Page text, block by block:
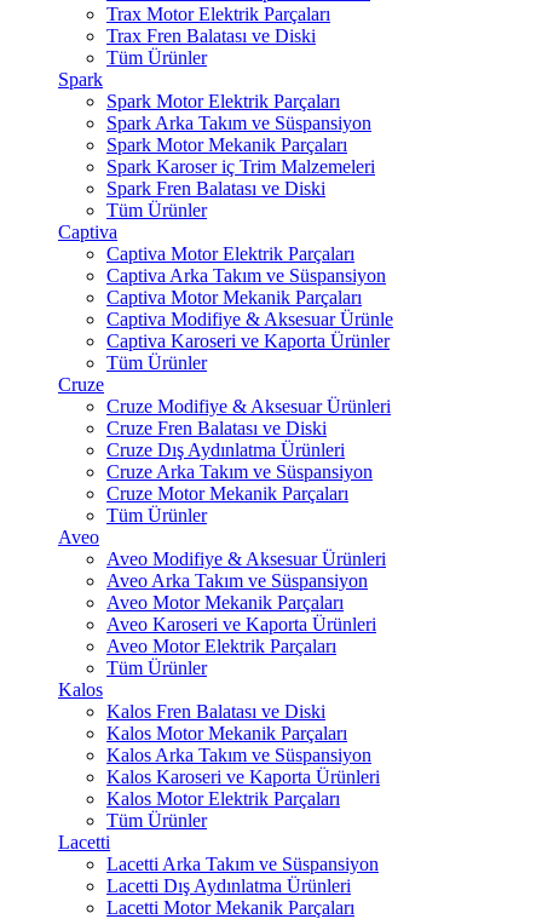
Trax Motor Elektrik Parçaları
Trax Fren Balatası ve Diski
Tüm Ürünler
Spark
Spark Motor Elektrik Parçaları
Spark Arka Takım ve Süspansiyon
Spark Motor Mekanik Parçaları
Spark Karoser iç Trim Malzemeleri
Spark Fren Balatası ve Diski
Tüm Ürünler
Captiva
Captiva Motor Elektrik Parçaları
Captiva Arka Takım ve Süspansiyon
Captiva Motor Mekanik Parçaları
Captiva Modifiye & Aksesuar Ürünle
Captiva Karoseri ve Kaporta Ürünler
Tüm Ürünler
Cruze
Cruze Modifiye & Aksesuar Ürünleri
Cruze Fren Balatası ve Diski
Cruze Dış Aydınlatma Ürünleri
Cruze Arka Takım ve Süspansiyon
Cruze Motor Mekanik Parçaları
Tüm Ürünler
Aveo
Aveo Modifiye & Aksesuar Ürünleri
Aveo Arka Takım ve Süspansiyon
Aveo Motor Mekanik Parçaları
Aveo Karoseri ve Kaporta Ürünleri
Aveo Motor Elektrik Parçaları
Tüm Ürünler
Kalos
Kalos Fren Balatası ve Diski
Kalos Motor Mekanik Parçaları
Kalos Arka Takım ve Süspansiyon
Kalos Karoseri ve Kaporta Ürünleri
Kalos Motor Elektrik Parçaları
Tüm Ürünler
Lacetti
Lacetti Arka Takım ve Süspansiyon
Lacetti Dış Aydınlatma Ürünleri
Lacetti Motor Mekanik Parçaları